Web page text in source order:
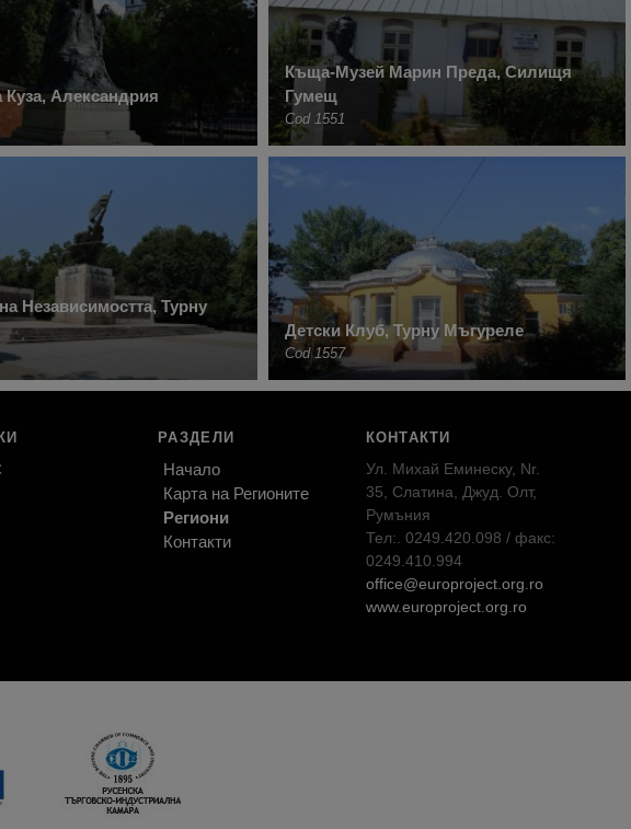
Александрия
Къща-Музей Марин Преда, Силищя
Гумещ
Cod 1551
Независимостта, Турну
Детски Клуб, Турну Мъгуреле
Cod 1557
РАЗДЕЛИ
Начало
Карта на Регионите
Региони
Контакти
КОНТАКТИ
Ул. Михай Еминеску, Nr.
35, Слатина, Джуд. Олт,
Румъния
Тел:. 0249.420.098 / факс:
0249.410.994
office@europroject.org.ro
www.europroject.org.ro